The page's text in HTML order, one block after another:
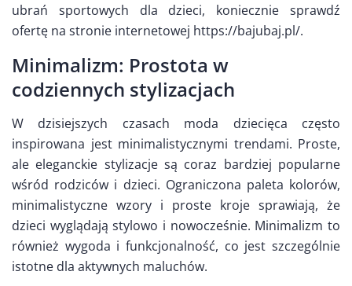
ubrań sportowych dla dzieci, koniecznie sprawdź
ofertę na stronie internetowej https://bajubaj.pl/.
Minimalizm: Prostota w
codziennych stylizacjach
W dzisiejszych czasach moda dziecięca często
inspirowana jest minimalistycznymi trendami. Proste,
ale eleganckie stylizacje są coraz bardziej popularne
wśród rodziców i dzieci. Ograniczona paleta kolorów,
minimalistyczne wzory i proste kroje sprawiają, że
dzieci wyglądają stylowo i nowocześnie. Minimalizm to
również wygoda i funkcjonalność, co jest szczególnie
istotne dla aktywnych maluchów.